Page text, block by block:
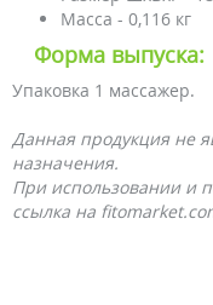
Масса - 0,116 кг
Форма выпуска:
Упаковка 1 массажер.
Данная продукция не
назначения.
При использовании и
ссылка на